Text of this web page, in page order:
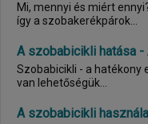
Mi, mennyi és miért ennyi? Mint minden más
így a szobakerékpárok...
A szobabicikli hatása
Szobabicikli - a hatékony edzőtárs Számos
van lehetőségük...
A szobabicikli